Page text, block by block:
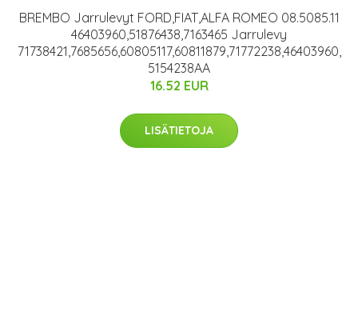
BREMBO Jarrulevyt FORD,FIAT,ALFA ROMEO 08.5085.11
46403960,51876438,7163465 Jarrulevy
71738421,7685656,60805117,60811879,71772238,46403960,
5154238AA
16.52 EUR
LISÄTIETOJA